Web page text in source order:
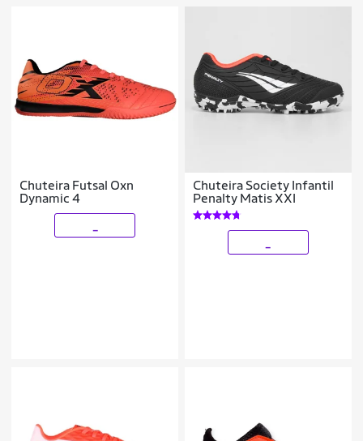
Chuteira Futsal Oxn
Dynamic 4
Chuteira Society Infantil
Penalty Matis XXI